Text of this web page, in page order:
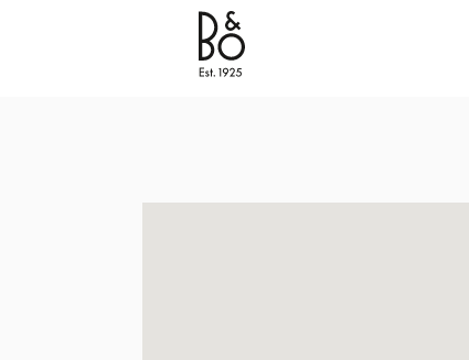
Bang & Olufsen - Exist to Create